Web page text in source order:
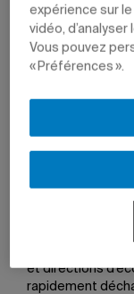
«Le
pas appris
Maryse RAncourt
Conseillère
et directions
rapidement
expérience sur
vidéo,
Vous pouvez
« Préférences ».